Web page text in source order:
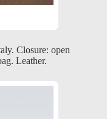
Closure: open
Leather.